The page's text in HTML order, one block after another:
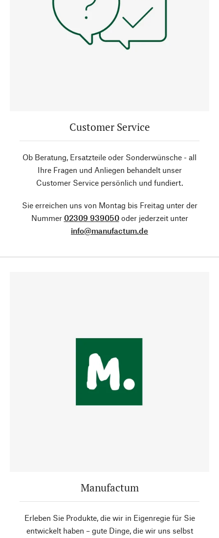
Customer Service
Ob Beratung, Ersatzteile oder Sonderwünsche - all
Ihre Fragen und Anliegen behandelt unser
Customer Service persönlich und fundiert.
Sie erreichen uns von Montag bis Freitag unter der
Nummer 02309 939050oder jederzeit unter
info@manufactum.de
Manufactum
Erleben Sie Produkte, die wir in Eigenregie für Sie
entwickelt haben – gute Dinge, die wir uns selbst